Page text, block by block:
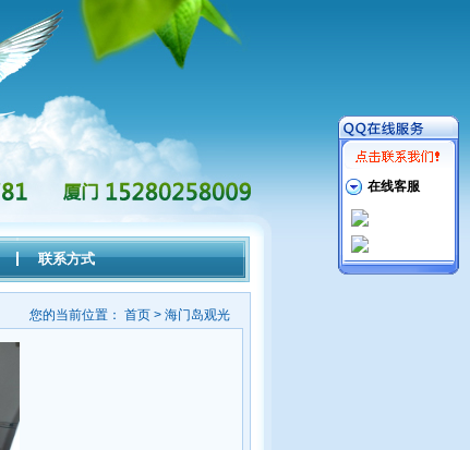
在线客服
联系方式
您的当前位置： 首页> 海门岛观光